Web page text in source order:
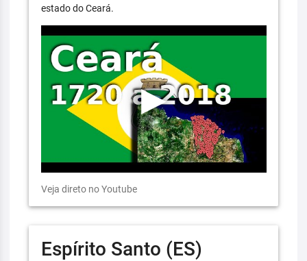
estado do Ceará.
Veja direto no Youtube
Espírito Santo (ES)